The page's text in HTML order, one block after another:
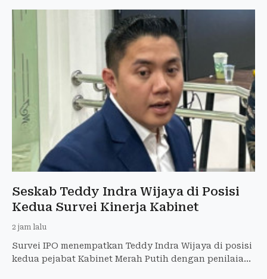
Seskab Teddy Indra Wijaya di Posisi
Kedua Survei Kinerja Kabinet
2 jam lalu
Survei IPO menempatkan Teddy Indra Wijaya di posisi
kedua pejabat Kabinet Merah Putih dengan penilaian